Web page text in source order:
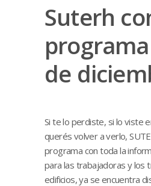
Suterh
de
Si te lo perdiste, si lo viste
querés volver a verlo,
programa con toda la
para las trabajadoras y los
edificios, ya se encuentra